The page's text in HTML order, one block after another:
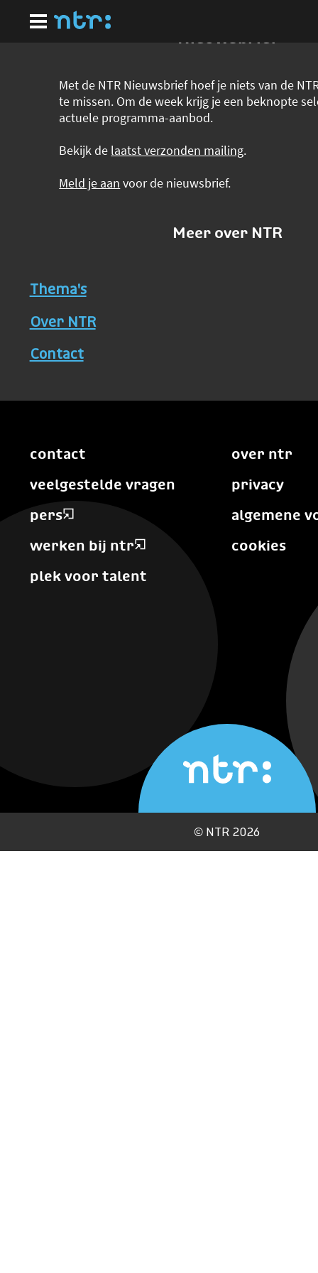
hoofdinhoud
Nieuwsbrief
Met de NTR Nieuwsbrief hoef je niets van de
te missen. Om de week krijg je een beknopte
actuele programma-aanbod.
Bekijk de laatst verzonden mailing.
Meld je aan voor de nieuwsbrief.
Meer over NTR
Thema's
Over NTR
Contact
contact
veelgestelde vragen
pers
werken bij ntr
plek voor talent
over ntr
privacy
algemene
cookies
© NTR 2026